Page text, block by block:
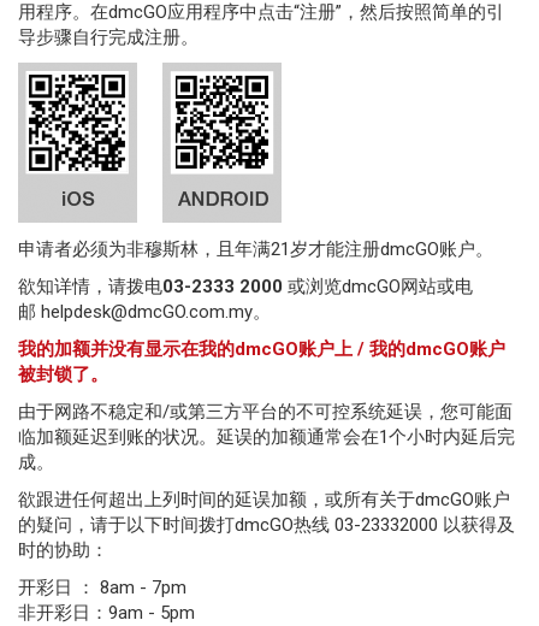
投
注
地
点
领
奖
地
点
分
行
号
码
辞
典
用程序。在dmcGO应用程序中 点击“注册”，然后按照简单的引
导步骤自行完成注册。
申请者必须为非穆斯林，且年满21岁才能注册dmcGO账户。
欲知详情，请拨电03-2333 2000 或浏览dmcGO网站或电
邮 helpdesk@dmcGO.com.my。
我的加额并没有显示在我的dmcGO账户上 / 我的dmcGO账户
被封锁了。
由于网路不稳定和/或第三方平台的不可控系统延误，您可能面
临加额延迟到账的状况。延误的加额通常会在1个小时内延后完
成。
欲跟进任何超出上列时间的延误加额，或所有关于dmcGO账户
的疑问，请于以下时间拨打dmcGO热线 03-23332000 以获得及
时的协助：
开彩日 ： 8am - 7pm
非开彩日：9am - 5pm